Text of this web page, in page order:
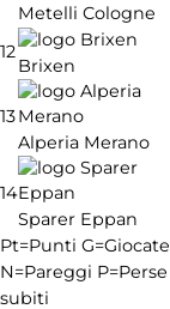
Metelli Cologne
12
Brixen
13
Alperia Merano
14
Sparer Eppan
Pt=Punti G=Giocate
N=Pareggi P=Perse
subiti